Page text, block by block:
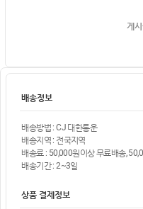
게
배송정보
배송방법 : CJ 대한통운
배송지역 : 전국지역
배송료 : 50,000원이상 무료배송,
배송기간 : 2~3일
상품 결제정보